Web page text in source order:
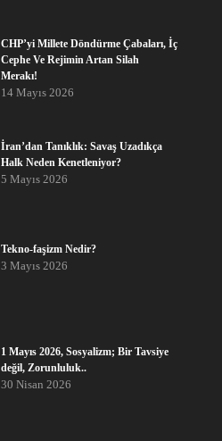
CHP’yi Millete Döndürme Çabaları, İç
Cephe Ve Rejimin Artan Silah
Merakı!
14 Mayıs 2026
İran’dan Tanıklık: Savaş Uzadıkça
Halk Neden Kenetleniyor?
5 Mayıs 2026
Tekno-faşizm Nedir?
3 Mayıs 2026
1 Mayıs 2026, Sosyalizm; Bir Tavsiye
değil, Zorunluluk..
30 Nisan 2026